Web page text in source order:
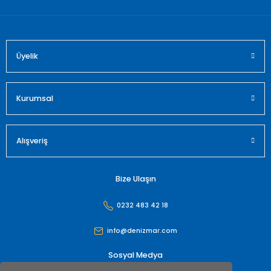
Üyelik
Kurumsal
Alışveriş
Bize Ulaşın
0232 483 42 18
info@denizmar.com
Sosyal Medya